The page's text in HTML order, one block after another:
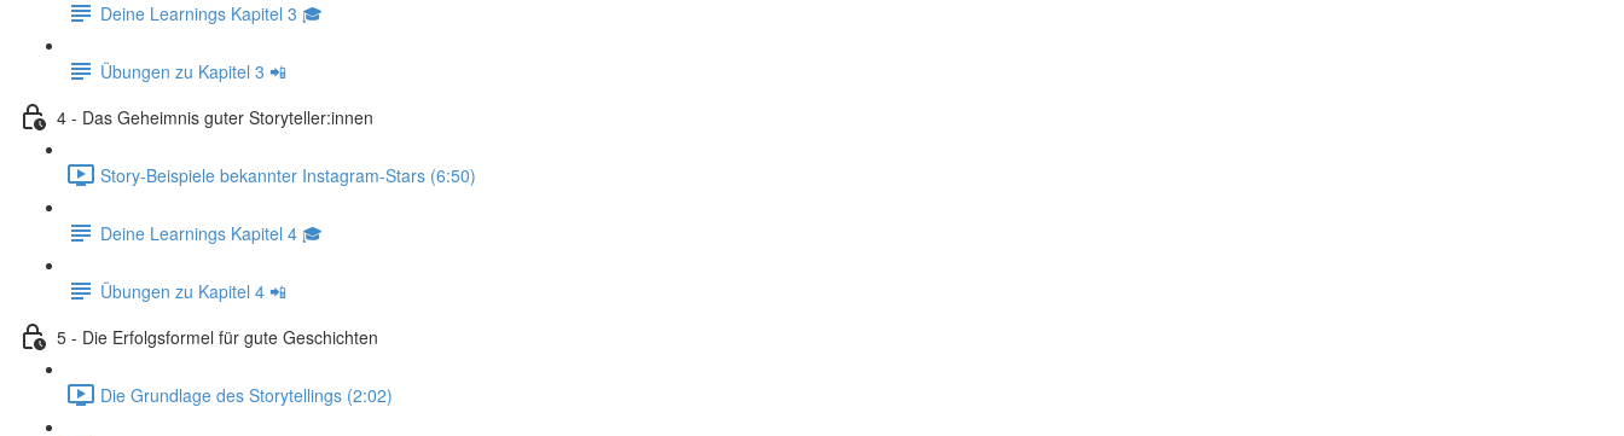
Deine Learnings Kapitel 3 🎓
Übungen zu Kapitel 3 📲
4 - Das Geheimnis guter Storyteller:innen
Story-Beispiele bekannter Instagram-Stars (6:50)
Deine Learnings Kapitel 4 🎓
Übungen zu Kapitel 4 📲
5 - Die Erfolgsformel für gute Geschichten
Die Grundlage des Storytellings (2:02)